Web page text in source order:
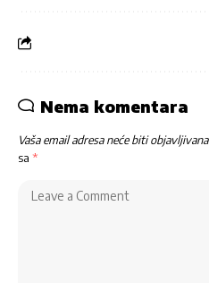
Nema komentara
Vaša email adresa neće biti objavljivana.
sa *